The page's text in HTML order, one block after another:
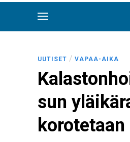
UUTISET / VAPAA-AIKA
sun
korotetaan